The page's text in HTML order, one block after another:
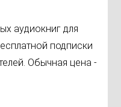
аудиокниг для
подписки
Обычная цена -